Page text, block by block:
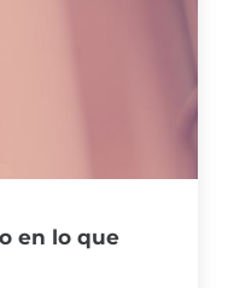
en lo que